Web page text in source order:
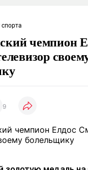
спорта
чемпион
9